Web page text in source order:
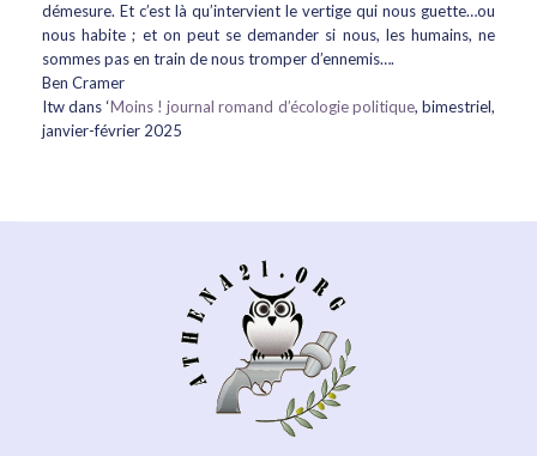
démesure. Et c’est là qu’intervient le vertige qui nous guette…ou
nous habite ; et on peut se demander si nous, les humains, ne
sommes pas en train de nous tromper d’ennemis….
Ben Cramer
Itw dans ‘Moins ! journal romand d’écologie politique, bimestriel,
janvier-février 2025